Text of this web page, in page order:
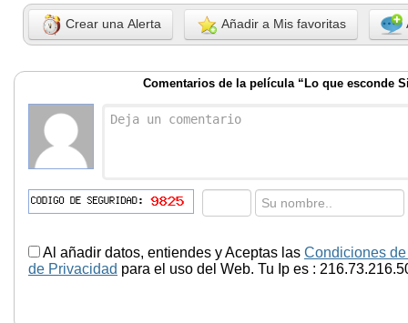
Crear una Alerta Añadir a Mis favoritas
Comentarios de la película “Lo que esconde
Al añadir datos, entiendes y Aceptas las Condiciones
de Privacidad para el uso del Web. Tu Ip es :